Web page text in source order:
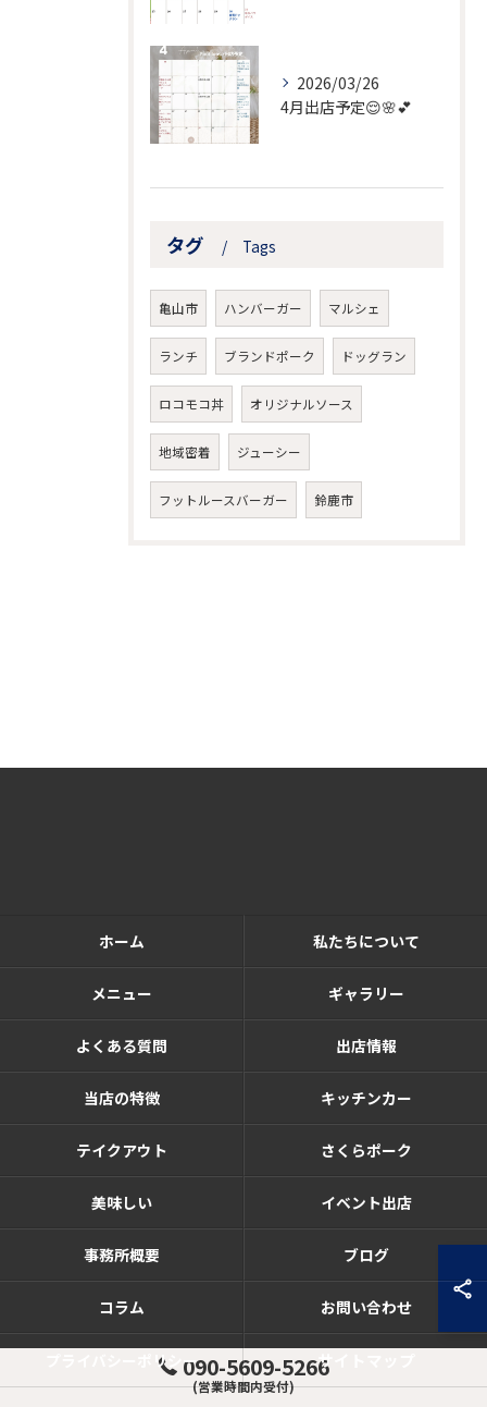
2026/03/26
4月出店予定😌🌸💕
タグ Tags
亀山市 ハンバーガー マルシェ
ランチ ブランドポーク ドッグラン
ロコモコ丼 オリジナルソース
地域密着 ジューシー
フットルースバーガー 鈴鹿市
090-5609-5266
(営業時間内受付)
ホーム 私たちについて
メニュー ギャラリー
よくある質問 出店情報
当店の特徴 キッチンカー
テイクアウト さくらポーク
美味しい イベント出店
事務所概要 ブログ
コラム お問い合わせ
プライバシーポリシー サイトマップ